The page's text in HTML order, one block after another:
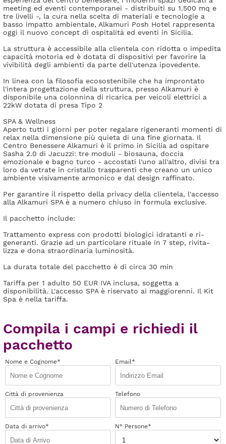
meeting ed eventi contemporanei - distribuiti su 1.500 mq e
tre livelli -, la cura nella scelta di materiali e tecnologie a
basso impatto ambientale, Alkamuri Posh Hotel rappresenta
oggi il nuovo concept di ospitalità ed eventi in Sicilia.
La struttura è accessibile alla clientela con ridotta o impedita
capacità motoria ed è dotata di dispositivi per favorire la
vivibilità degli ambienti da parte dell'utenza ipovedente.
In linea con la filosofia ecosostenibile che ha improntato
l'intera progettazione della struttura, presso Alkamuri è
disponibile una colonnina di ricarica per veicoli elettrici a
22kW dotata di presa Tipo 2
SPA & Wellness
Aperto tutti i giorni per poter regalare rigeneranti momenti di
relax nella dimensione più quieta di una fine giornata. Il
Centro Benessere Alkamuri è il primo in Sicilia ad ospitare
Sasha 2.0 di Jacuzzi: tre moduli - biosauna, doccia
emozionale e bagno turco - accostati l'uno all'altro, divisi tra
loro da vetrate in cristallo trasparenti che creano un unico
ambiente visivamente armonico e dal design raffinato.
Per garantire il rispetto della privacy della clientela, l'accesso
alla Alkamuri SPA è a numero chiuso in formula exclusive.
Il pacchetto include:
Trattamento express con prodotti biologici idratanti e ri-
generanti. Grazie ad un particolare rituale in 7 step, rivita-
lizza e dona straordinaria luminosità.
La durata totale del pacchetto è di circa 30 min
Tariffa per 1 adulto 50 EUR IVA inclusa, soggetta a
disponibilità. L'accesso SPA è riservato ai maggiorenni. Il Kit
Spa è nella tariffa.
Compila i campi e richiedi il
pacchetto
Nome e Cognome* Email*
Città di provenienza Telefono
Data di arrivo* N° Persone*